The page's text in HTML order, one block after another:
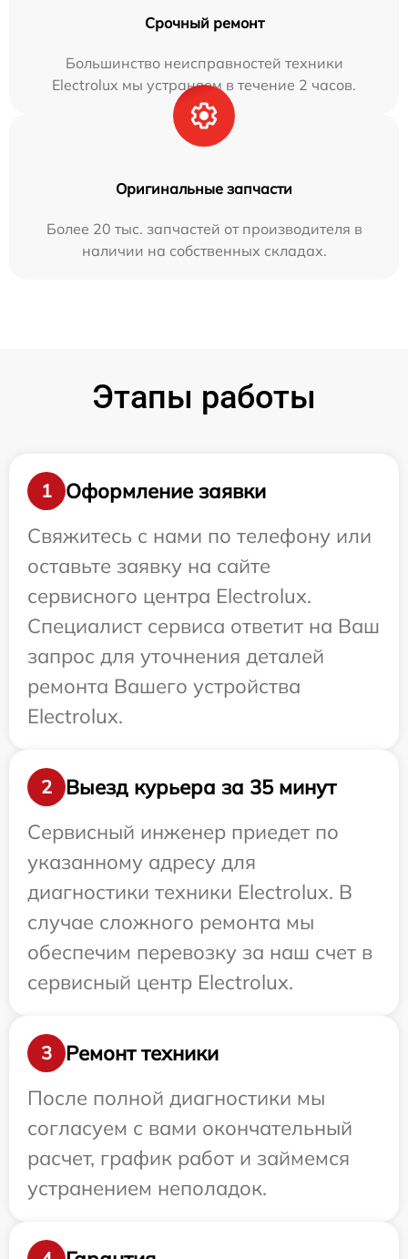
Срочный ремонт
Большинство неисправностей техники
Electrolux мы устраняем в течение 2 часов.
Оригинальные запчасти
Более 20 тыс. запчастей от производителя в
наличии на собственных складах.
Этапы работы
1
Оформление заявки
Свяжитесь с нами по телефону или
оставьте заявку на сайте
сервисного центра Electrolux.
Специалист сервиса ответит на Ваш
запрос для уточнения деталей
ремонта Вашего устройства
Electrolux.
2
Выезд курьера за 35 минут
Сервисный инженер приедет по
указанному адресу для
диагностики техники Electrolux. В
случае сложного ремонта мы
обеспечим перевозку за наш счет в
сервисный центр Electrolux.
3
Ремонт техники
После полной диагностики мы
согласуем с вами окончательный
расчет, график работ и займемся
устранением неполадок.